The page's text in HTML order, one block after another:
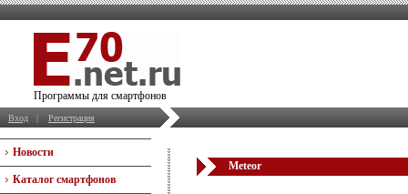
Программы для смартфонов
Вход | Регистрация
Новости
Каталог смартфонов
Meteor